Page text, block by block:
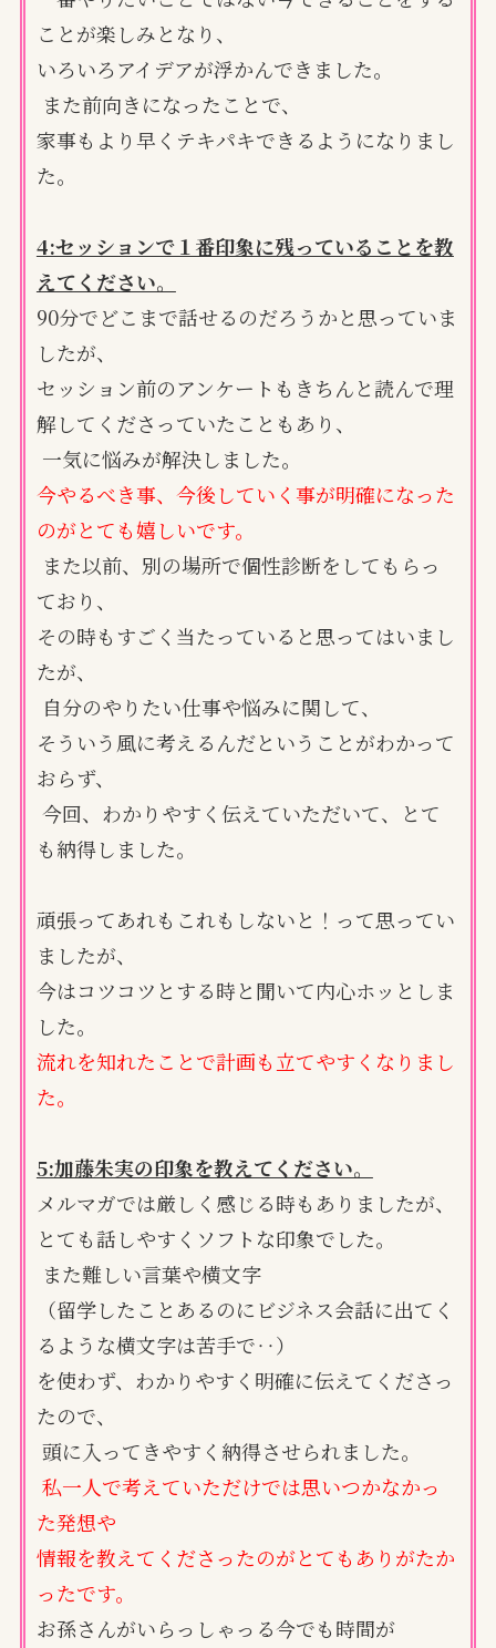
ことが楽しみとなり、
いろいろアイデアが浮かんできました。
また前向きになったことで、
家事もより早くテキパキできるようになりまし
た。
4:セッションで１番印象に残っていることを教
えてください。
90分でどこまで話せるのだろうかと思っていま
したが、
セッション前のアンケートもきちんと読んで理
解してくださっていたこともあり、
一気に悩みが解決しました。
今やるべき事、今後していく事が明確になった
のがとても嬉しいです。
また以前、別の場所で個性診断をしてもらっ
ており、
その時もすごく当たっていると思ってはいまし
たが、
自分のやりたい仕事や悩みに関して、
そういう風に考えるんだということがわかって
おらず、
今回、わかりやすく伝えていただいて、とて
も納得しました。
頑張ってあれもこれもしないと！って思ってい
ましたが、
今はコツコツとする時と聞いて内心ホッとしま
した。
流れを知れたことで計画も立てやすくなりまし
た。
5:加藤朱実の印象を教えてください。
メルマガでは厳しく感じる時もありましたが、
とても話しやすくソフトな印象でした。
また難しい言葉や横文字
（留学したことあるのにビジネス会話に出てく
るような横文字は苦手で‥）
を使わず、わかりやすく明確に伝えてくださっ
たので、
頭に入ってきやすく納得させられました。
私一人で考えていただけでは思いつかなかっ
た発想や
情報を教えてくださったのがとてもありがたか
ったです。
お孫さんがいらっしゃっる今でも時間が